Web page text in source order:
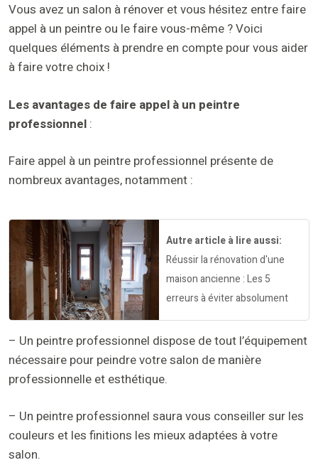
Vous avez un salon à rénover et vous hésitez entre faire
appel à un peintre ou le faire vous-même ? Voici
quelques éléments à prendre en compte pour vous aider
à faire votre choix !
Les avantages de faire appel à un peintre
professionnel :
Faire appel à un peintre professionnel présente de
nombreux avantages, notamment :
Autre article à lire aussi:
Réussir la rénovation d'une
maison ancienne : Les 5
erreurs à éviter absolument
– Un peintre professionnel dispose de tout l’équipement
nécessaire pour peindre votre salon de manière
professionnelle et esthétique.
– Un peintre professionnel saura vous conseiller sur les
couleurs et les finitions les mieux adaptées à votre
salon.